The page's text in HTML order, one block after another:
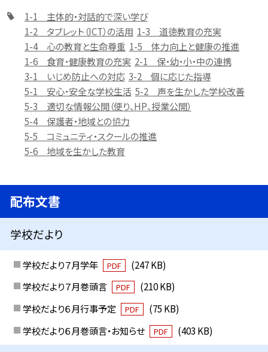
1-1 主体的・対話的で深い学び
1-2 タブレット（ICT）の活用 1-3 道徳教育の充実
1-4 心の教育と生命尊重 1-5 体力向上と健康の推進
1-6 食育・健康教育の充実 2-1 保・幼・小・中の連携
3-1 いじめ防止への対応 3-2 個に応じた指導
5-1 安心・安全な学校生活 5-2 声を生かした学校改善
5-3 適切な情報公開（便り、HP、授業公開）
5-4 保護者・地域との協力
5-5 コミュニティ・スクールの推進
5-6 地域を生かした教育
配布文書
学校だより
学校だより７月学年 PDF
(247 KB)
学校だより７月巻頭言
PDF
(210 KB)
学校だより６月行事予定
PDF
(75 KB)
学校だより６月巻頭言・お知らせ
PDF (403 KB)